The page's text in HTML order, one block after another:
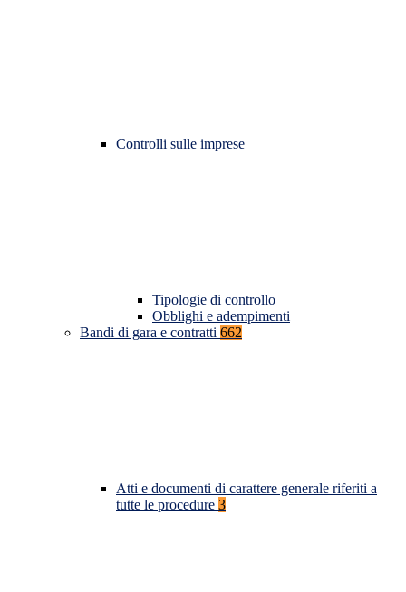
Controlli sulle imprese
Tipologie di controllo
Obblighi e adempimenti
Bandi di gara e contratti 662
Atti e documenti di carattere generale riferiti a
tutte le procedure 3